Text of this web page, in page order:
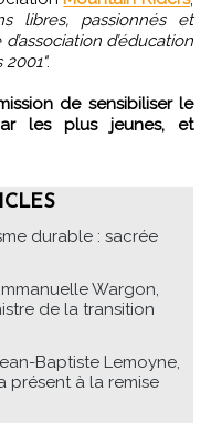
libres, passionnés et
d’éducation
.
de sensibiliser le
les plus jeunes, et
durable : sacrée
Wargon,
de la transition
Baptiste Lemoyne,
présent à la remise